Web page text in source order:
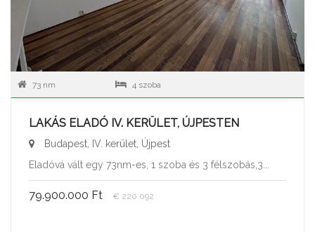
73 nm 4 szoba
LAKÁS ELADÓ IV. KERÜLET, ÚJPESTEN
Budapest, IV. kerület, Újpest
Eladóvá vált egy 73nm-es, 1 szoba és 3 félszobás,3...
79.900.000 Ft € 220.092